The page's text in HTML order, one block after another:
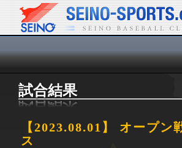
試合結果
【2023.08.01】 オープ
ス